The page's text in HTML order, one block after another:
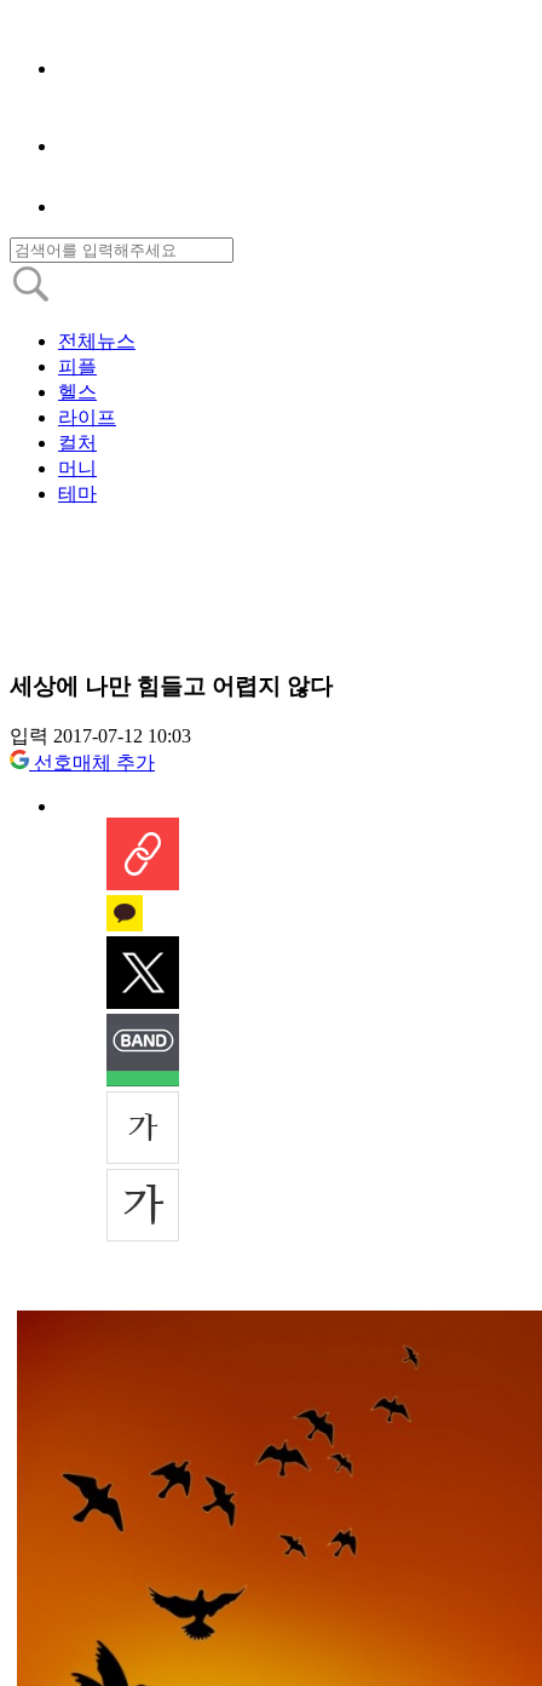
전체뉴스
피플
헬스
라이프
컬처
머니
테마
세상에 나만 힘들고 어렵지 않다
입력 2017-07-12 10:03
선호매체 추가